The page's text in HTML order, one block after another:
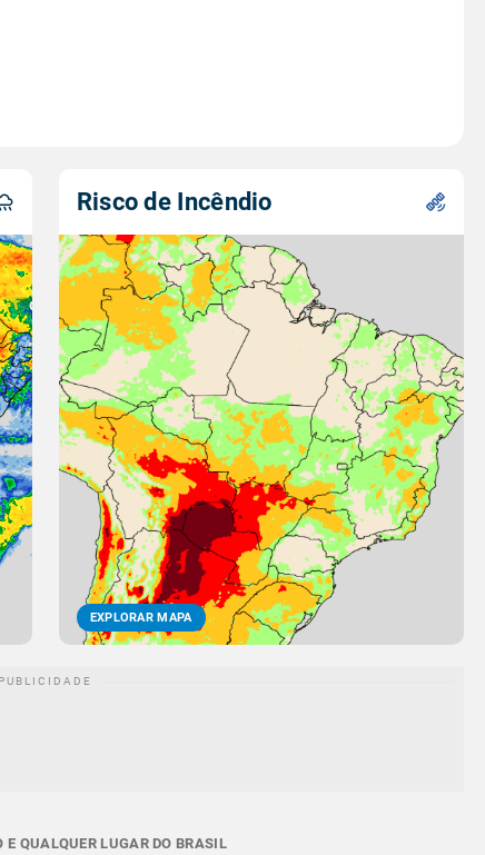
Risco de Incêndio
EXPLORAR MAPA
QUALQUER LUGAR DO BRASIL